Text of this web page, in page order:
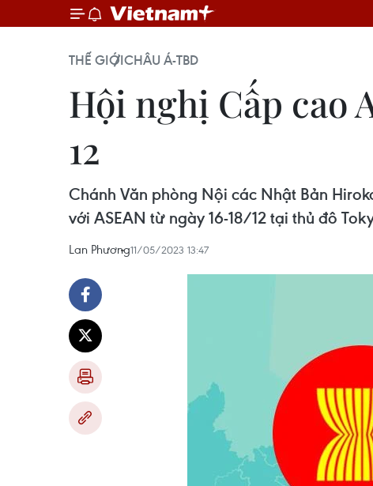
THẾ GIỚICHÂU Á-TBD
Hội nghị Cấp cao
12
Chánh Văn phòng Nội các Nhật Bản
với ASEAN từ ngày 16-18/12 tại thủ đô
Lan Phương11/05/2023 13:47